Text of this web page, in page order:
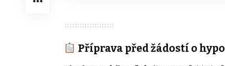
Příprava před žádostí o